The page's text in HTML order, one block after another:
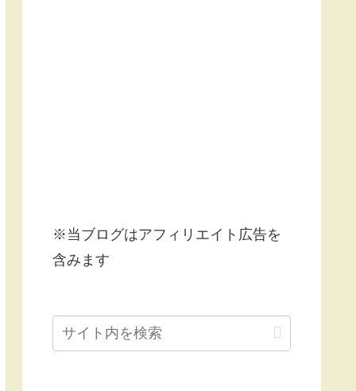
※当ブログはアフィリエイト広告を
含みます